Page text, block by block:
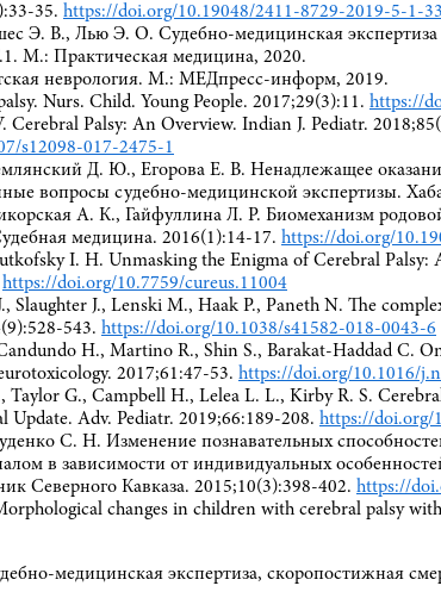
35. https://doi.org/10.19048/2411-8729-2019-5-1-
Э. В., Лью Э. О. Судебно-медицинская экспертиза
М.: Практическая медицина, 2020.
неврология. М.: МЕДпресс-информ, 2019.
Nurs. Child. Young People. 2017;29(3):11. https://
Cerebral Palsy: An Overview. Indian J. Pediatr.
s12098-017-2475-1
Д. Ю., Егорова Е. В. Ненадлежащее
вопросы судебно-медицинской экспертизы.
А. К., Гайфуллина Л. Р. Биомеханизм
медицина. 2016(1):14-17. https://doi.org/
I. H. Unmasking the Enigma of Cerebral Palsy:
https://doi.org/10.7759/cureus.11004
Slaughter J., Lenski M., Haak P., Paneth N. The
543. https://doi.org/10.1038/s41582-018-0043-6
H., Martino R., Shin S., Barakat-Haddad C.
2017;61:47-53. https://doi.org/10.1016/
Taylor G., Campbell H., Lelea L. L., Kirby R. S.
Update. Adv. Pediatr. 2019;66:189-208. https://doi.org/
С. Н. Изменение познавательных
в зависимости от индивидуальных
Северного Кавказа. 2015;10(3):398-402. https://
changes in children with cerebral palsy
медицинская экспертиза, скоропостижная